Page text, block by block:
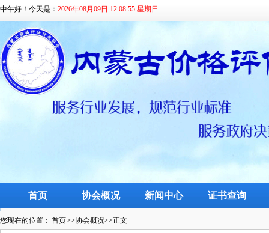
中午好！今天是： 2026年08月09日 12:08:55 星期日
首页 协会概况 新闻中心 证书查询
您现在的位置： 首页>>协会概况>>正文